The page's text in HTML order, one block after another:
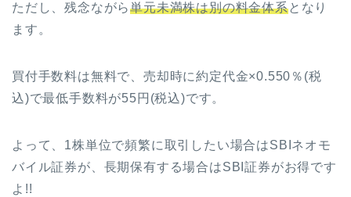
ただし、残念ながら単元未満株は別の料金体系となり
ます。
買付手数料は無料で、売却時に約定代金×0.550％(税
込)で最低手数料が55円(税込)です。
よって、1株単位で頻繁に取引したい場合はSBIネオモ
バイル証券が、長期保有する場合はSBI証券がお得です
よ!!